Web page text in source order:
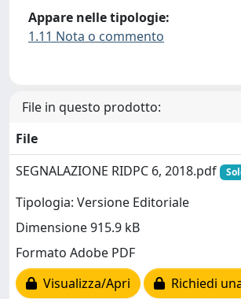
Appare nelle tipologie:
1.11 Nota o commento
File in questo prodotto:
File
SEGNALAZIONE RIDPC 6, 2018.pdf
Tipologia: Versione Editoriale
Dimensione 915.9 kB
Formato Adobe PDF
Visualizza/Apri
Richiedi